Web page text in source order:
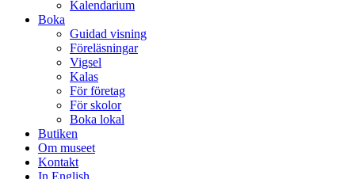
Kalendarium
Boka
Guidad visning
Föreläsningar
Vigsel
Kalas
För företag
För skolor
Boka lokal
Butiken
Om museet
Kontakt
In English